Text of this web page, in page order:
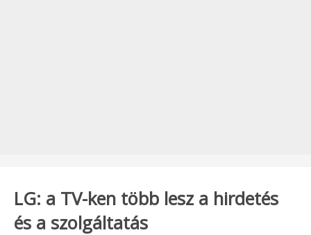
LG: a TV-ken több lesz a hirdetés
és a szolgáltatás